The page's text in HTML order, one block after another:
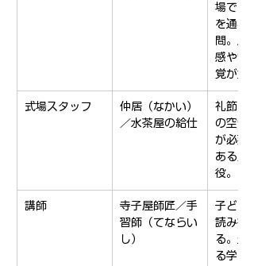
場で、
を通わ
間。人
感や気
覚が重
式場スタッフ
仲居（なかい）
／水茶屋の給仕
礼節・
の空気
が必要
ある席
役。
講師
寺子屋師匠／手
習師（てならい
し）
子ども
読み書
る。生
る学問